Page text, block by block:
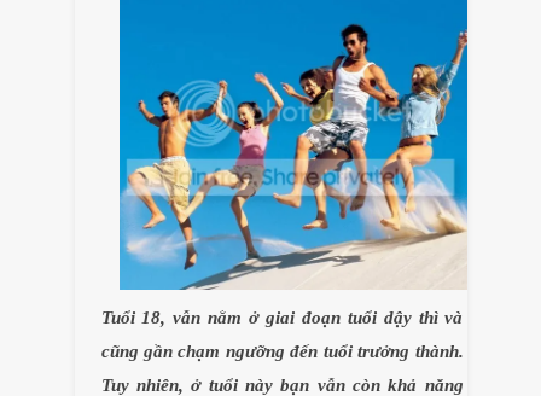
Tuổi 18, vẫn nằm ở giai đoạn tuổi dậy thì và
cũng gần chạm ngưỡng đến tuổi trưởng thành.
Tuy nhiên, ở tuổi này bạn vẫn cònkhả năng